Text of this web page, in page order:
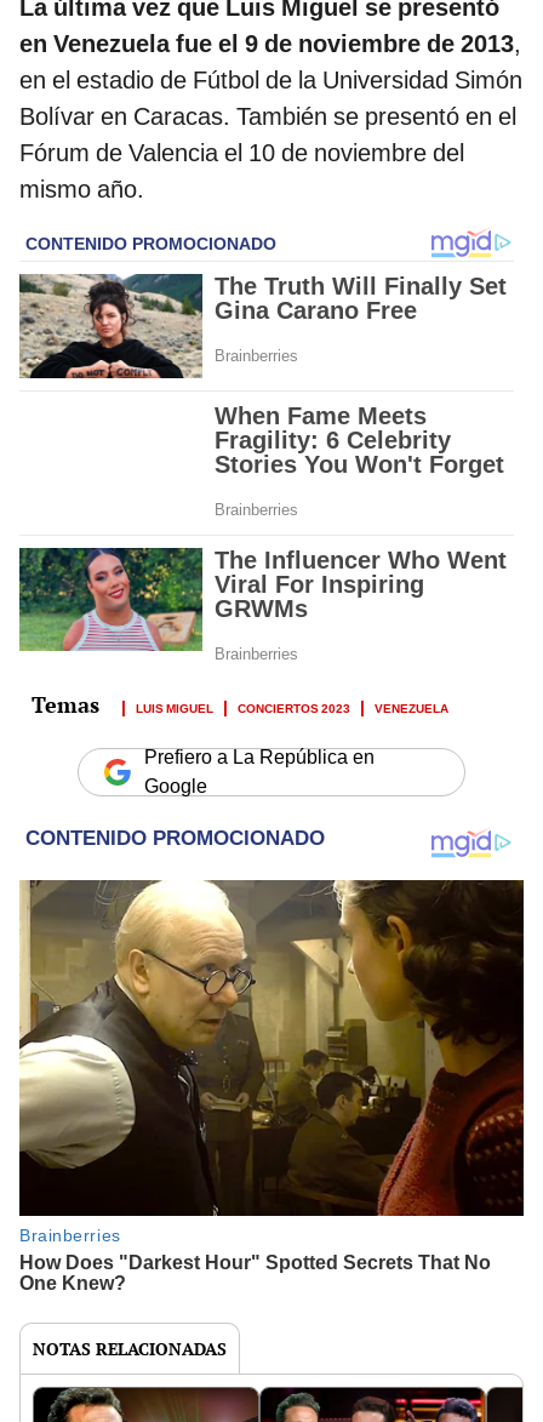
La última vez que Luis Miguel se presentó
en Venezuela fue el 9 de noviembre de 2013,
en el estadio de Fútbol de la Universidad Simón
Bolívar en Caracas. También se presentó en el
Fórum de Valencia el 10 de noviembre del
mismo año.
LUIS MIGUEL CONCIERTOS 2023 VENEZUELA
Prefiero a La República en
Google
NOTAS RELACIONADAS